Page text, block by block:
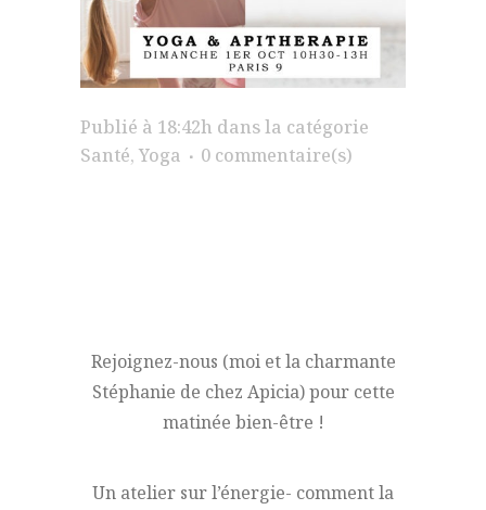
Publié à 18:42h dans la catégorie
Santé, Yoga 0 commentaire(s)
Rejoignez-nous (moi et la charmante
Stéphanie de chez Apicia) pour cette
matinée bien-être !
Un atelier sur l’énergie- comment la